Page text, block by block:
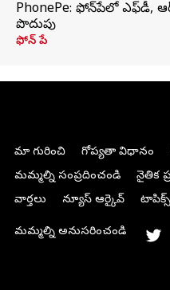
PhonePe: ఫోన్‌పేలో ఎఫ్‌డీ,
పొదుపు
ఫోన్‌ పే
మా గురించి గోప్యతా విధానం
మమ్మల్ని సంప్రదించండి
నైతిక
వార్తలు
న్యూస్ ఆర్కైవ్
మమ్మల్ని అనుసరించండి